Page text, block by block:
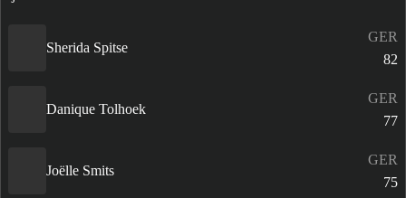
Sherida Spitse
GER
82
Danique Tolhoek
GER
77
Joëlle Smits
GER
75